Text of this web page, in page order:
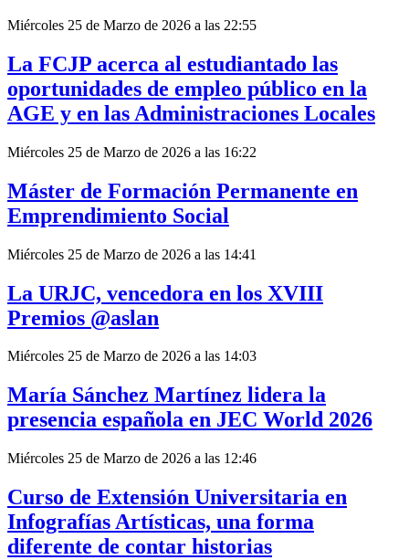
Miércoles 25 de Marzo de 2026 a las 22:55
La FCJP acerca al estudiantado las
oportunidades de empleo público en la
AGE y en las Administraciones Locales
Miércoles 25 de Marzo de 2026 a las 16:22
Máster de Formación Permanente en
Emprendimiento Social
Miércoles 25 de Marzo de 2026 a las 14:41
La URJC, vencedora en los XVIII
Premios @aslan
Miércoles 25 de Marzo de 2026 a las 14:03
María Sánchez Martínez lidera la
presencia española en JEC World 2026
Miércoles 25 de Marzo de 2026 a las 12:46
Curso de Extensión Universitaria en
Infografías Artísticas, una forma
diferente de contar historias